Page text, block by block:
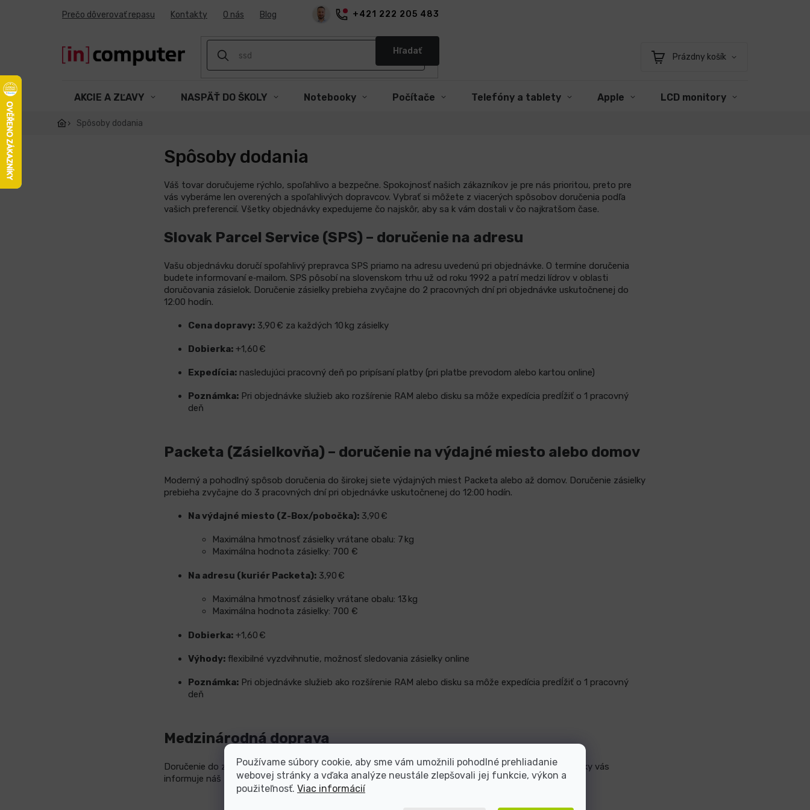
Používame súbory cookie, aby sme vám umožnili pohodlné prehliadanie
webovej stránky a vďaka analýze neustále zlepšovali jej funkcie, výkon a
použiteľnosť. Viac informácií
+421 222 205 483
Prečo dôverovať repasu Kontakty O nás Blog
Hľadať
Nákupný
Prázdny košík
AKCIE A ZĽAVY NASPÄŤ DO ŠKOLY Notebooky Počítače Telefóny a tablety Apple LCD monitory
Spôsoby dodania
Spôsoby dodania
Váš tovar doručujeme rýchlo, spoľahlivo a bezpečne. Spokojnosť našich zákazníkov je pre nás prioritou, preto pre
vás vyberáme len overených a spoľahlivých dopravcov. Vybrať si môžete z viacerých spôsobov doručenia podľa
vašich preferencií. Všetky objednávky expedujeme čo najskôr, aby sa k vám dostali v čo najkratšom čase.
Slovak Parcel Service (SPS) – doručenie na adresu
Vašu objednávku doručí spoľahlivý prepravca SPS priamo na adresu uvedenú pri objednávke. O termíne doručenia
budete informovaní e‑mailom. SPS pôsobí na slovenskom trhu už od roku 1992 a patrí medzi lídrov v oblasti
doručovania zásielok. Doručenie zásielky prebieha zvyčajne do 2 pracovných dní pri objednávke uskutočnenej do
12:00 hodín.
Cena dopravy: 3,90 € za každých 10 kg zásielky
Dobierka: +1,60 €
Expedícia: nasledujúci pracovný deň po pripísaní platby (pri platbe prevodom alebo kartou online)
Poznámka: Pri objednávke služieb ako rozšírenie RAM alebo disku sa môže expedícia predĺžiť o 1 pracovný
deň
Packeta (Zásielkovňa) – doručenie na výdajné miesto alebo domov
Moderný a pohodlný spôsob doručenia do širokej siete výdajných miest Packeta alebo až domov. Doručenie zásielky
prebieha zvyčajne do 3 pracovných dní pri objednávke uskutočnenej do 12:00 hodín.
Na výdajné miesto (Z-Box/pobočka): 3,90 €
Maximálna hmotnosť zásielky vrátane obalu: 7 kg
Maximálna hodnota zásielky: 700 €
Na adresu (kuriér Packeta): 3,90 €
Maximálna hmotnosť zásielky vrátane obalu: 13 kg
Maximálna hodnota zásielky: 700 €
Dobierka: +1,60 €
Výhody: flexibilné vyzdvihnutie, možnosť sledovania zásielky online
Poznámka: Pri objednávke služieb ako rozšírenie RAM alebo disku sa môže expedícia predĺžiť o 1 pracovný
deň
Medzinárodná doprava
Doručenie do zahraničia je možné individuálne podľa taríf dopravcov. O presnej cene konkrétnej zásielky vás
informuje náš tím po prijatí objednávky.